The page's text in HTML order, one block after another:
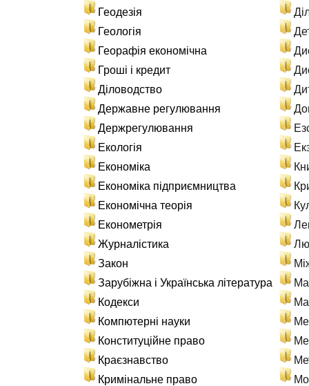
Геодезія
Геологія
Георафія економічна
Гроші і кредит
Діловодство
Державне регулювання
Держрегулювання
Екологія
Економіка
Економіка підприємництва
Економічна теорія
Економетрія
Журналістика
Закон
Зарубіжна і Українська література
Кодекси
Компютерні науки
Конституційне право
Краєзнавство
Кримінальне право